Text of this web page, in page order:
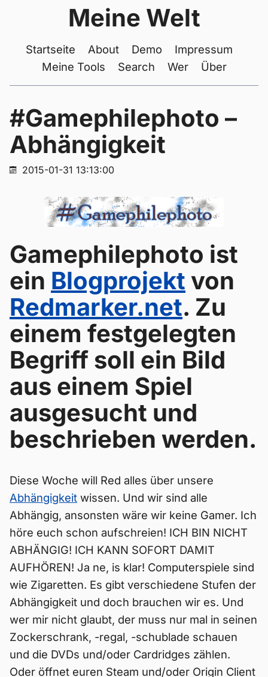
Meine Welt
Startseite About Demo
Impressum
Meine Tools
Search Wer Über
#Gamephilephoto –
Abhängigkeit
2015-01-31 13:13:00
Gamephilephoto ist
ein Blogprojekt von
Redmarker.net. Zu
einem festgelegten
Begriff soll ein Bild
aus einem Spiel
ausgesucht und
beschrieben werden.
Diese Woche will Red alles über unsere
Abhängigkeit wissen. Und wir sind alle
Abhängig, ansonsten wäre wir keine Gamer. Ich
höre euch schon aufschreien! ICH BIN NICHT
ABHÄNGIG! ICH KANN SOFORT DAMIT
AUFHÖREN! Ja ne, is klar! Computerspiele sind
wie Zigaretten. Es gibt verschiedene Stufen der
Abhängigkeit und doch brauchen wir es. Und
wer mir nicht glaubt, der muss nur mal in seinen
Zockerschrank, -regal, -schublade schauen
und die DVDs und/oder Cardridges zählen.
Oder öffnet euren Steam und/oder Origin Client